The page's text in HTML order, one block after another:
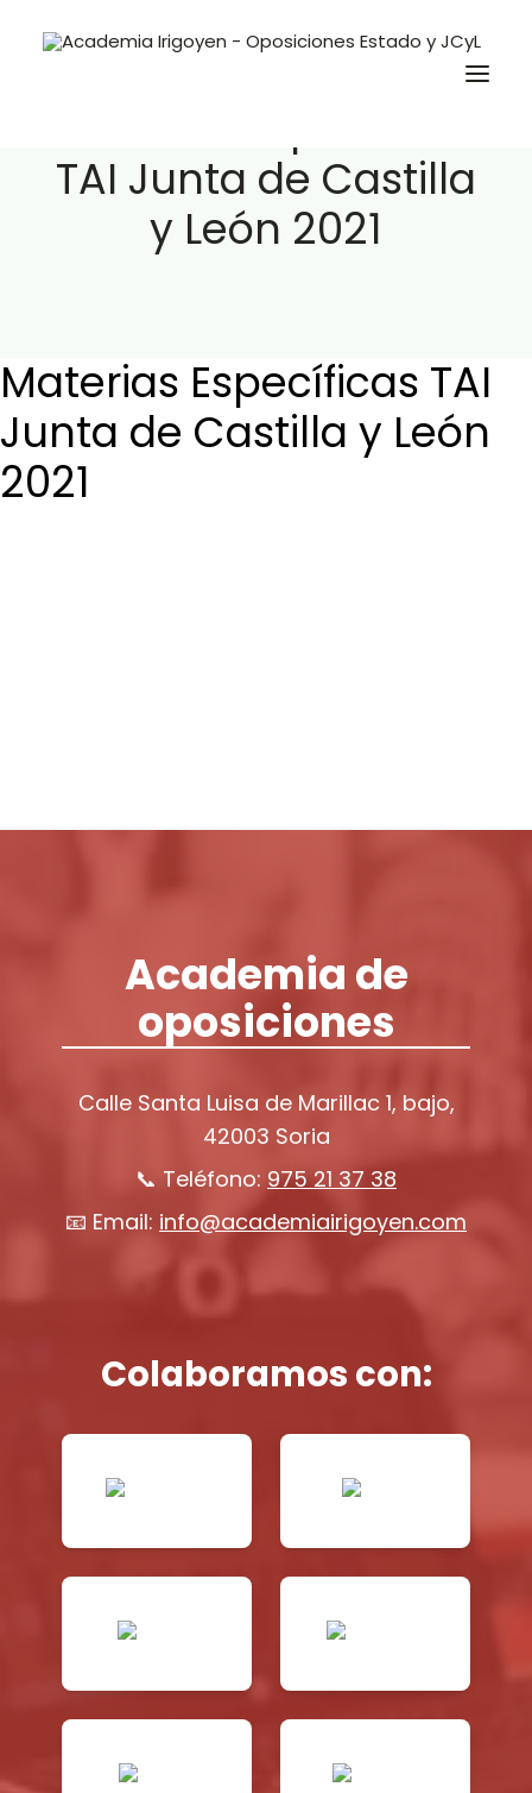
Preguntas Frecuentes
BuscaOpos 🔎
TAI Junta de Castilla
y León 2021
Materias Específicas TAI
Junta de Castilla y León
2021
Academia de
oposiciones
Calle Santa Luisa de Marillac 1, bajo,
42003 Soria
📞 Teléfono: 975 21 37 38
📧 Email: info@academiairigoyen.com
Colaboramos con: